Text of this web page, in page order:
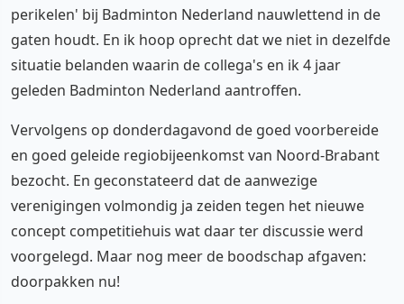
perikelen' bij Badminton Nederland nauwlettend in de
gaten houdt. En ik hoop oprecht dat we niet in dezelfde
situatie belanden waarin de collega's en ik 4 jaar
geleden Badminton Nederland aantroffen.
Vervolgens op donderdagavond de goed voorbereide
en goed geleide regiobijeenkomst van Noord-Brabant
bezocht. En geconstateerd dat de aanwezige
verenigingen volmondig ja zeiden tegen het nieuwe
concept competitiehuis wat daar ter discussie werd
voorgelegd. Maar nog meer de boodschap afgaven:
doorpakken nu!